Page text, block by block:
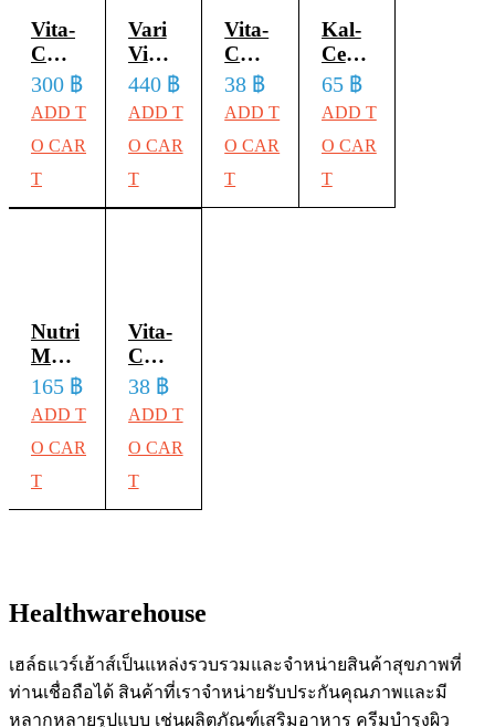
Vita-
C
Vitamin
C 25
mg
รสสต
รอว์
=
50ซอง)
(30
เม็ด/
ซอง)
300 ฿
ADD T
O CAR
T
Vari
Vina
30
Capsules
ผลิตภัณฑ์
สายตา
440 ฿
ADD T
O CAR
T
Vita-
C
Vitamin
C 25
mg
รสสต
รอว์
38 ฿
ADD T
O CAR
T
Kal-
Cee
Orange
10
แคลเซียม
65 ฿
ADD T
O CAR
T
Nutri
Master
Oil
Mix
30
แคปซูล
นูทรี
น้ำมัน
สหาย
165 ฿
ADD T
O CAR
T
Vita-
C
Vitamin
C 25
mg
รสส้ม
(จำนวน
5
เม็ด/
38 ฿
ADD T
O CAR
T
Healthwarehouse
เฮล์ธแวร์เฮ้าส์เป็นแหล่งรวบรวมและจำหน่ายสินค้าสุขภาพที่
ท่านเชื่อถือได้ สินค้าที่เราจำหน่ายรับประกันคุณภาพและมี
หลากหลายรูปแบบ เช่นผลิตภัณฑ์เสริมอาหาร ครีมบำรุงผิว